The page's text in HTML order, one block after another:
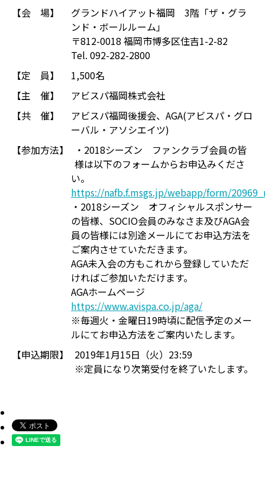
【会 場】
グランドハイアット福岡 3階「ザ・グラ
ンド・ボールルーム」
〒812-0018 福岡市博多区住吉1-2-82
Tel. 092-282-2800
【定 員】
1,500名
【主 催】
アビスパ福岡株式会社
【共 催】
アビスパ福岡後援会、AGA(アビスパ・グロ
ーバル・アソシエイツ)
【参加方法】
・2018シーズン ファンクラブ会員の皆
様は以下のフォームからお申込みくださ
い。
https://nafb.f.msgs.jp/webapp/form/
・2018シーズン オフィシャルスポンサー
の皆様、SOCIO会員のみなさま及びAGA会
員の皆様には別途メールにてお申込方法を
ご案内させていただきます。
AGA未入会の方もこれから登録していただ
ければご参加いただけます。
AGAホームページ
https://www.avispa.co.jp/aga/
※毎週火・金曜日19時頃に配信予定のメー
ルにてお申込方法をご案内いたします。
【申込期限】
2019年1月15日（火）23:59
※定員になり次第受付を終了いたします。